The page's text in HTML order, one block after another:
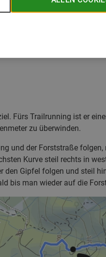
Fürs Trailrunning ist er
zu überwinden.
und der Forststraße
Kurve steil rechts in
Gipfel folgen und steil
bis man wieder auf die